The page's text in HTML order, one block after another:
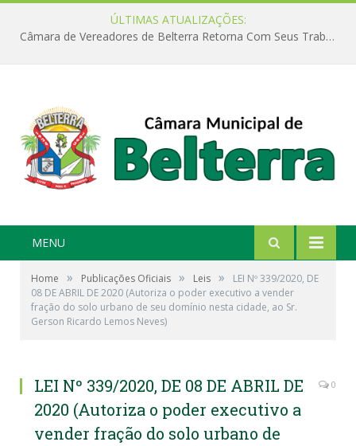
ÚLTIMAS ATUALIZAÇÕES:
Câmara de Vereadores de Belterra Retorna Com Seus Trabalhos Legislativos
MENU
Home » Publicações Oficiais » Leis »
LEI Nº 339/2020, DE
08 DE ABRIL DE 2020 (Autoriza o poder executivo a vender
fração do solo urbano de seu domínio nesta cidade, ao Sr.
Gerson Ricardo Lemos Neves)
LEI Nº 339/2020, DE 08 DE ABRIL DE
2020 (Autoriza o poder executivo a
vender fração do solo urbano de
0